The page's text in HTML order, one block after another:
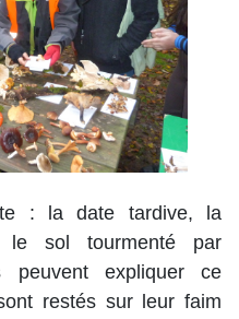
: la date tardive, la
sol tourmenté par
peuvent expliquer ce
restés sur leur faim